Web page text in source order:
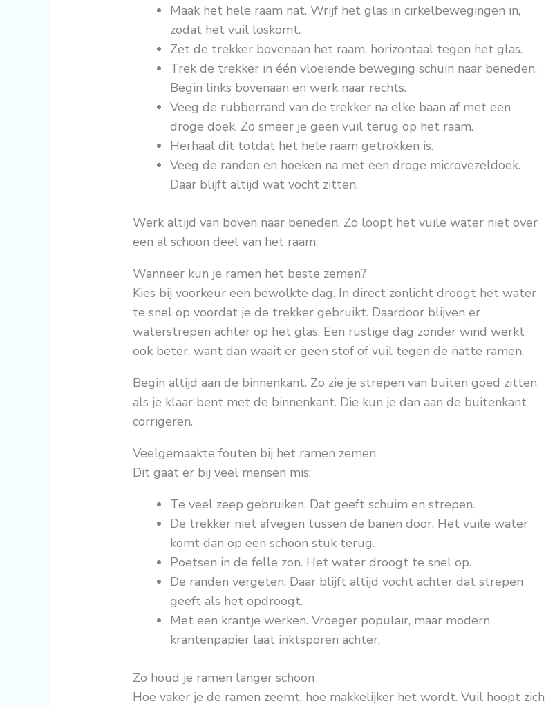
Maak het hele raam nat. Wrijf het glas in cirkelbewegingen in,
zodat het vuil loskomt.
Zet de trekker bovenaan het raam, horizontaal tegen het glas.
Trek de trekker in één vloeiende beweging schuin naar beneden.
Begin links bovenaan en werk naar rechts.
Veeg de rubberrand van de trekker na elke baan af met een
droge doek. Zo smeer je geen vuil terug op het raam.
Herhaal dit totdat het hele raam getrokken is.
Veeg de randen en hoeken na met een droge microvezeldoek.
Daar blijft altijd wat vocht zitten.
Werk altijd van boven naar beneden. Zo loopt het vuile water niet over
een al schoon deel van het raam.
Wanneer kun je ramen het beste zemen?
Kies bij voorkeur een bewolkte dag. In direct zonlicht droogt het water
te snel op voordat je de trekker gebruikt. Daardoor blijven er
waterstrepen achter op het glas. Een rustige dag zonder wind werkt
ook beter, want dan waait er geen stof of vuil tegen de natte ramen.
Begin altijd aan de binnenkant. Zo zie je strepen van buiten goed zitten
als je klaar bent met de binnenkant. Die kun je dan aan de buitenkant
corrigeren.
Veelgemaakte fouten bij het ramen zemen
Dit gaat er bij veel mensen mis:
Te veel zeep gebruiken. Dat geeft schuim en strepen.
De trekker niet afvegen tussen de banen door. Het vuile water
komt dan op een schoon stuk terug.
Poetsen in de felle zon. Het water droogt te snel op.
De randen vergeten. Daar blijft altijd vocht achter dat strepen
geeft als het opdroogt.
Met een krantje werken. Vroeger populair, maar modern
krantenpapier laat inktsporen achter.
Zo houd je ramen langer schoon
Hoe vaker je de ramen zeemt, hoe makkelijker het wordt. Vuil hoopt zich